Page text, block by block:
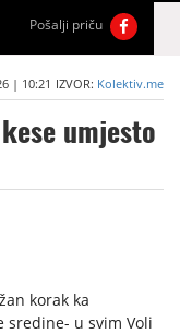
Pošalji priču
| 10:21 IZVOR: Kolektiv.me
umjesto
korak ka
sredine- u svim Voli